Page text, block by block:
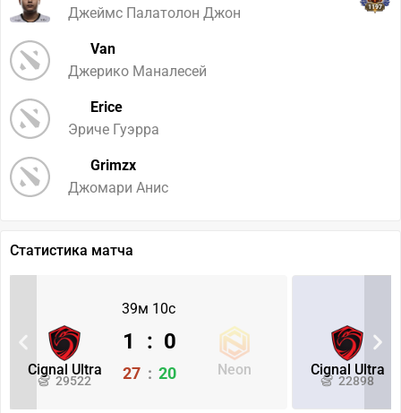
Джеймс Палатолон Джон
1197
Van
Джерико Маналесей
Erice
Эриче Гуэрра
Grimzx
Джомари Анис
Статистика матча
39м 10с
Cignal Ultra
29522
Neon
1 : 0
27 : 20 Cignal Ultra
22898